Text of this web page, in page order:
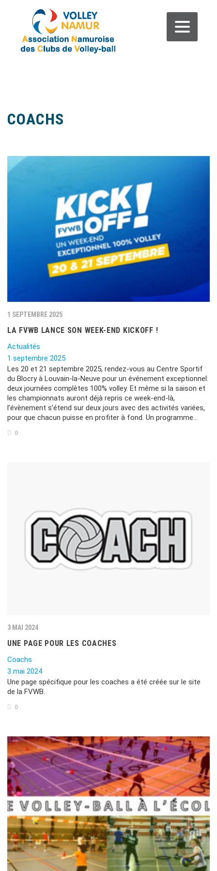
COACHS
1 SEPTEMBRE 2025
LA FVWB LANCE SON WEEK-END KICKOFF !
Actualités
1 septembre 2025
Les 20 et 21 septembre 2025, rendez-vous au Centre Sportif
du Blocry à Louvain-la-Neuve pour un événement exceptionnel:
deux journées complètes 100% volley. Et même si la saison et
les championnats auront déjà repris ce week-end-là,
l’évènement s’étend sur deux jours avec des activités variées,
pour que chacun puisse en profiter à fond. Un programme…
0
3 MAI 2024
UNE PAGE POUR LES COACHES
Coachs
3 mai 2024
Une page spécifique pour les coaches a été créée sur le site
de la FVWB.
0